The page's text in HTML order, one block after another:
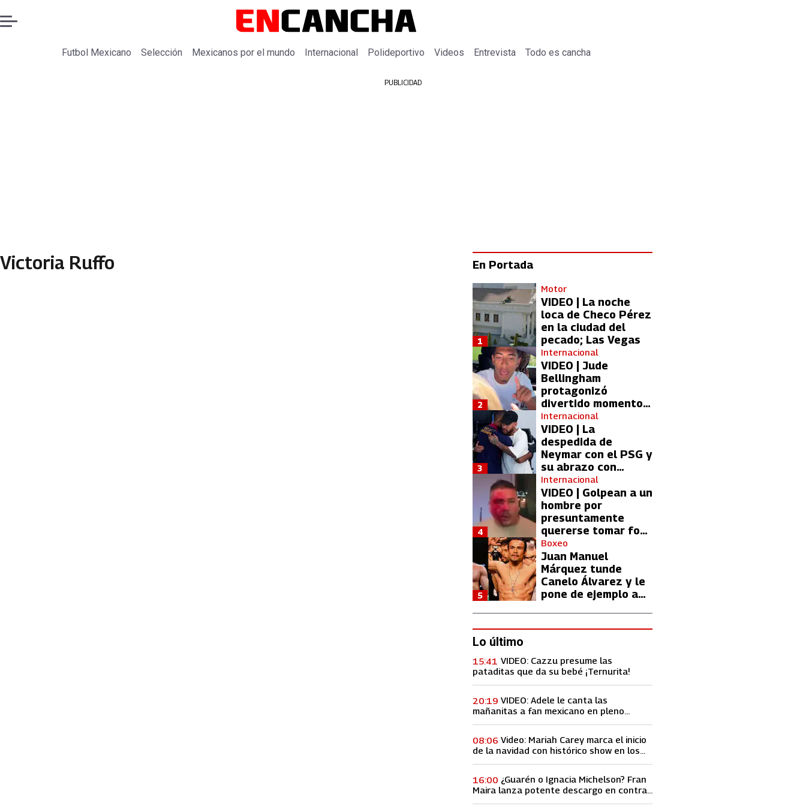
Futbol Mexicano Selección Mexicanos por el mundo Internacional Polideportivo Videos Entrevista Todo es cancha
PUBLICIDAD
Victoria Ruffo En Portada
Motor
VIDEO | La noche
loca de Checo Pérez
en la ciudad del
pecado; Las Vegas
1
Internacional
VIDEO | Jude
Bellingham
protagonizó
divertido momento
con aficionada del
Real Madrid
2
Internacional
VIDEO | La
despedida de
Neymar con el PSG y
su abrazo con
Kylian Mbappé
3
Internacional
VIDEO | Golpean a un
hombre por
presuntamente
quererse tomar foto
con Lionel Messi
4
Boxeo
Juan Manuel
Márquez tunde
Canelo Álvarez y le
pone de ejemplo a
5
Lo último
VIDEO: Cazzu presume las
pataditas que da su bebé ¡Ternurita!
15:41
VIDEO: Adele le canta las
mañanitas a fan mexicano en pleno
20:19
Video: Mariah Carey marca el inicio
de la navidad con histórico show en los
08:06
¿Guarén o Ignacia Michelson? Fran
Maira lanza potente descargo en contra
16:00